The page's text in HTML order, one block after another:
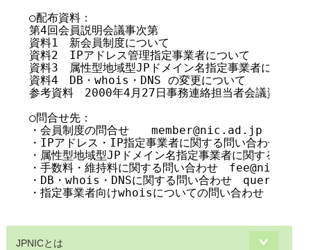
○配布資料：
第4回会員説明会議事次第
資料1　新会員制度について
資料2　IPアドレス管理指定事業者について
資料3　属性型地域型JPドメイン名指定事業者について
資料4　DB・whois・DNS の変更について
参考資料　2000年4月27日事務連絡担当者会議資料「
○問合せ先：
・会員制度の問合せ　　member@nic.ad.jp
・IPアドレス・IP指定事業者に関する問い合わせ
・属性型地域型JPドメイン名指定事業者に関する
・手数料・維持料に関する問い合わせ　
・DB・whois・DNSに関する問い合わせ　
・指定事業者向けwhoisについての問い合わせ　
JPNICとは